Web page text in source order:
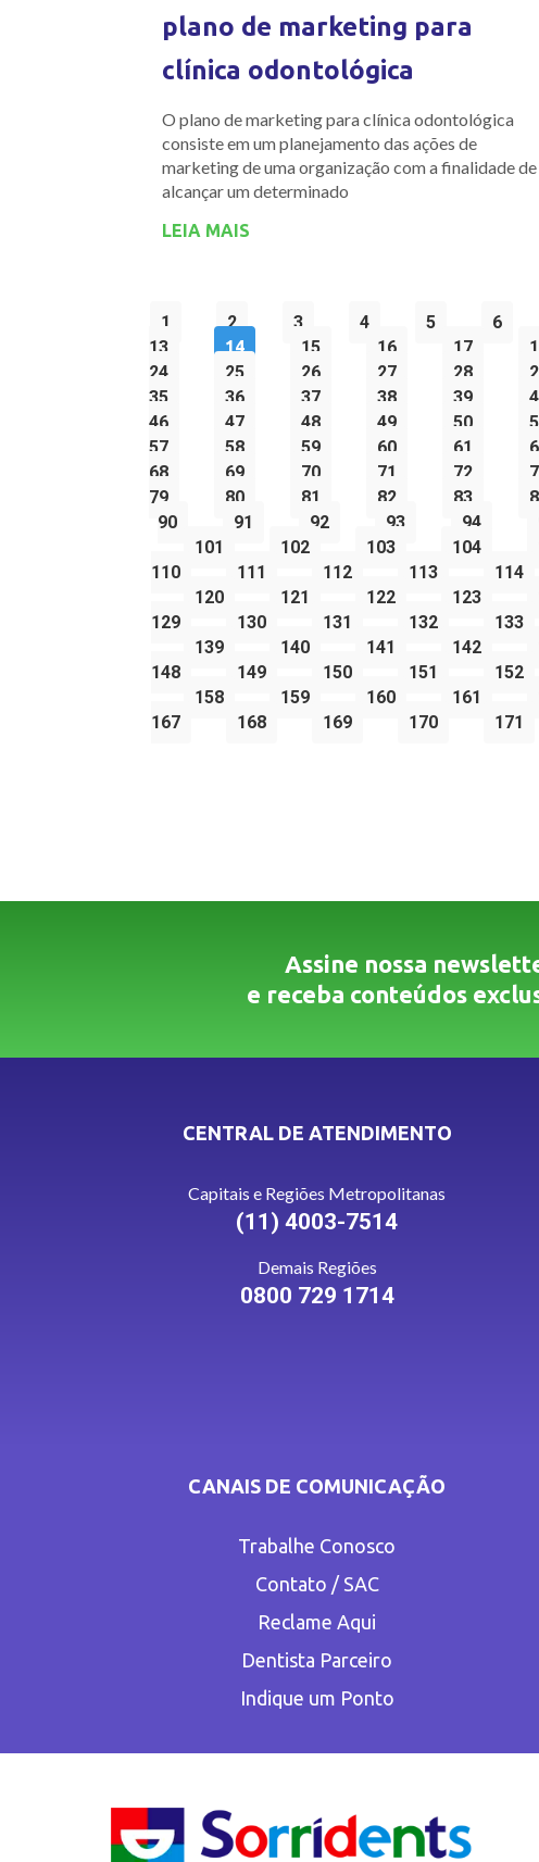
plano de marketing para
clínica odontológica
O plano de marketing para clínica odontológica
consiste em um planejamento das ações de
marketing de uma organização com a finalidade de
alcançar um determinado
LEIA MAIS
1 2 3 4 5 6
13
14 15 16 17
24
25 26 27 28
35
36 37 38 39
46
47 48 49 50
57
58 59 60 61
68
69 70 71 72
79
80 81 82 83
90
91 92 93 94
101
102 103 104
110
111 112 113 114
120
121 122 123
129
130 131 132 133
139
140 141 142
148
149 150 151 152
158
159 160 161
167
168 169 170 171
Assine nossa
e receba conteúdos
CENTRAL DE ATENDIMENTO
Capitais e Regiões Metropolitanas
(11) 4003-7514
Demais Regiões
0800 729 1714
CANAIS DE COMUNICAÇÃO
Trabalhe Conosco
Contato / SAC
Reclame Aqui
Dentista Parceiro
Indique um Ponto